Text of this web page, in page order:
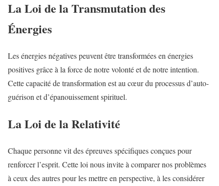
La Loi de la Transmutation des
Énergies
Les énergies négatives peuvent être transformées en énergies
positives grâce à la force de notre volonté et de notre intention.
Cette capacité de transformation est au cœur du processus d’auto-
guérison et d’épanouissement spirituel.
La Loi de la Relativité
Chaque personne vit des épreuves spécifiques conçues pour
renforcer l’esprit. Cette loi nous invite à comparer nos problèmes
à ceux des autres pour les mettre en perspective, à les considérer